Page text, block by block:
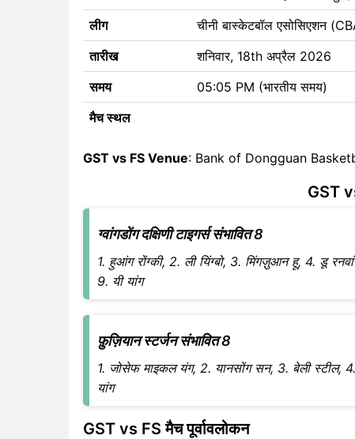
लीग
चीनी बास्केटबॉल एसोसिएशन
तारीख
शनिवार, 18th अप्रैल 2026
समय
05:05 PM (भारतीय समय)
मैच स्थल
GST vs FS Venue: Bank of Dongguan
GST
ग्वांगडोंग दक्षिणी टाइगर्स संभावित 8
1. हुआंग रोंग्की, 2. ली यिंग्बो, 3. मिंगज़ुआन हू, 4. डू
9. यी यांग
फ़ुज़ियान स्टर्जन संभावित 8
1. जोसेफ माइकल यंग, 2. यानसोंग सन, 3. बेली स्टील,
यांग
GST vs FS मैच पूर्वावलोकन